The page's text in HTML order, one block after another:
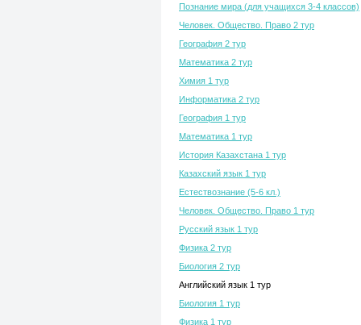
Познание мира (для учащихся 3-4 классов)
Человек. Общество. Право 2 тур
География 2 тур
Математика 2 тур
Химия 1 тур
Информатика 2 тур
География 1 тур
Математика 1 тур
История Казахстана 1 тур
Казахский язык 1 тур
Естествознание (5-6 кл.)
Человек. Общество. Право 1 тур
Русский язык 1 тур
Физика 2 тур
Биология 2 тур
Английский язык 1 тур
Биология 1 тур
Физика 1 тур